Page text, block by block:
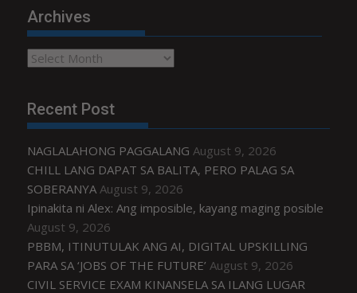
Archives
Archives
Recent Post
NAGLALAHONG PAGGALANG August 9, 2026
CHILL LANG DAPAT SA BALITA, PERO PALAG SA
SOBERANYA August 9, 2026
Ipinakita ni Alex: Ang imposible, kayang maging posible
August 9, 2026
PBBM, ITINUTULAK ANG AI, DIGITAL UPSKILLING
PARA SA ‘JOBS OF THE FUTURE’ August 9, 2026
CIVIL SERVICE EXAM KINANSELA SA ILANG LUGAR